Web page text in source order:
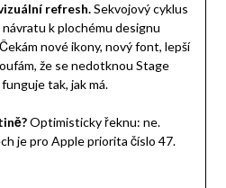
refresh.Sekvojový cyklus
návratu k plochému designu
nové ikony, nový font, lepší
že se nedotknou Stage
tak, jak má.
Optimisticky řeknu: ne.
je pro Apple priorita číslo 47.